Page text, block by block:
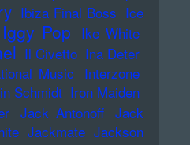
Ibiza Final Boss Ice
Iggy Pop Ike White
Il Civetto Ina Deter
Music Interzone
Schmidt Iron Maiden
Jack Antonoff Jack
Jackmate Jackson